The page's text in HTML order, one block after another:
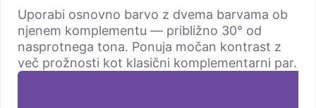
Uporabi osnovno barvo z dvema barvama ob
njenem komplementu — približno 30° od
nasprotnega tona. Ponuja močan kontrast z
več prožnosti kot klasični komplementarni par.